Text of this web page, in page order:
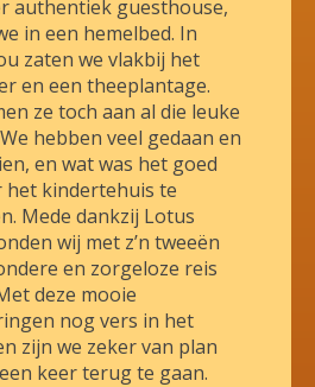
authentiek guesthouse,
in een hemelbed. In
zaten we vlakbij het
en een theeplantage.
ze toch aan al die leuke
hebben veel gedaan en
en wat was het goed
het kindertehuis te
Mede dankzij Lotus
wij met z’n tweeën
en zorgeloze reis
deze mooie
nog vers in het
zijn we zeker van plan
keer terug te gaan.